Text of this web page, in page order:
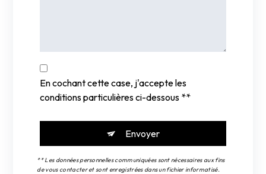
En cochant cette case, j'accepte les
conditions particulières ci-dessous **
Envoyer
** Les données personnelles communiquées sont nécessaires aux fins
de vous contacter et sont enregistrées dans un fichier informatisé.